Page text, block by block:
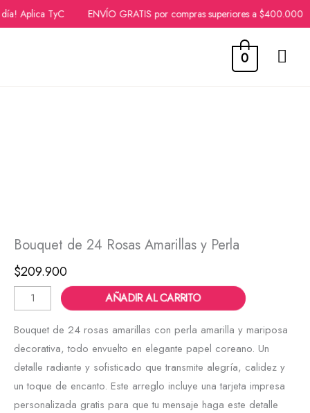
Aplica TyC ENVÍO GRATIS por compras superiores a $400.000
0
Bouquet de 24 Rosas Amarillas y Perla
$209.900
cantidad
AÑADIR AL CARRITO
Bouquet de 24 rosas amarillas con perla amarilla y mariposa
decorativa, todo envuelto en elegante papel coreano. Un
detalle radiante y sofisticado que transmite alegría, calidez y
un toque de encanto. Este arreglo incluye una tarjeta impresa
personalizada gratis para que tu mensaje haga este detalle